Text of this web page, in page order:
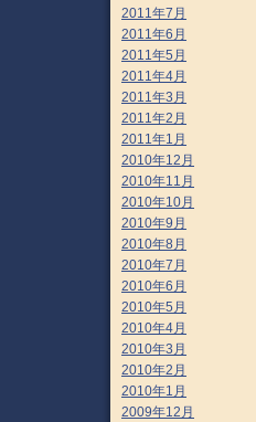
2011年7月
2011年6月
2011年5月
2011年4月
2011年3月
2011年2月
2011年1月
2010年12月
2010年11月
2010年10月
2010年9月
2010年8月
2010年7月
2010年6月
2010年5月
2010年4月
2010年3月
2010年2月
2010年1月
2009年12月